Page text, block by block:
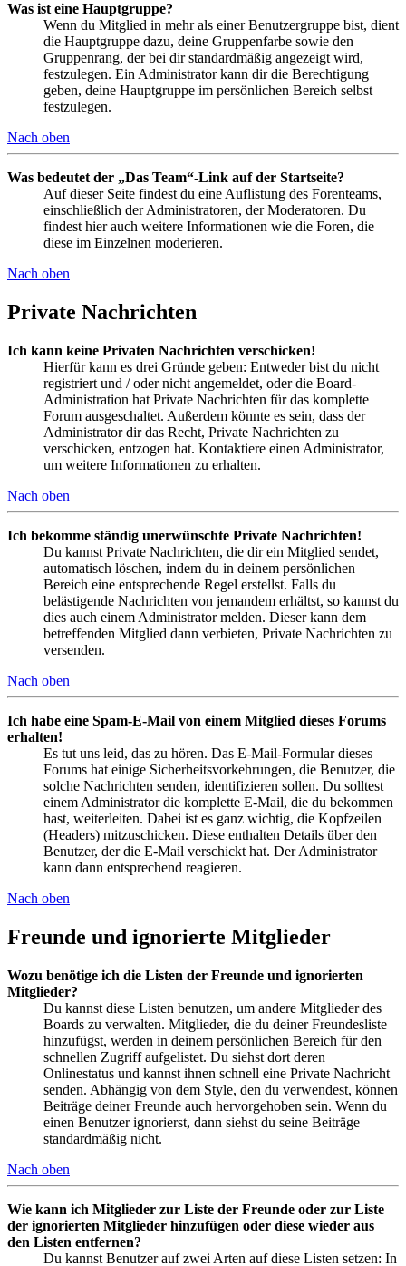
Was ist eine Hauptgruppe?
Wenn du Mitglied in mehr als einer Benutzergruppe bist, dient
die Hauptgruppe dazu, deine Gruppenfarbe sowie den
Gruppenrang, der bei dir standardmäßig angezeigt wird,
festzulegen. Ein Administrator kann dir die Berechtigung
geben, deine Hauptgruppe im persönlichen Bereich selbst
festzulegen.
Nach oben
Was bedeutet der „Das Team“-Link auf der Startseite?
Auf dieser Seite findest du eine Auflistung des Forenteams,
einschließlich der Administratoren, der Moderatoren. Du
findest hier auch weitere Informationen wie die Foren, die
diese im Einzelnen moderieren.
Nach oben
Private Nachrichten
Ich kann keine Privaten Nachrichten verschicken!
Hierfür kann es drei Gründe geben: Entweder bist du nicht
registriert und / oder nicht angemeldet, oder die Board-
Administration hat Private Nachrichten für das komplette
Forum ausgeschaltet. Außerdem könnte es sein, dass der
Administrator dir das Recht, Private Nachrichten zu
verschicken, entzogen hat. Kontaktiere einen Administrator,
um weitere Informationen zu erhalten.
Nach oben
Ich bekomme ständig unerwünschte Private Nachrichten!
Du kannst Private Nachrichten, die dir ein Mitglied sendet,
automatisch löschen, indem du in deinem persönlichen
Bereich eine entsprechende Regel erstellst. Falls du
belästigende Nachrichten von jemandem erhältst, so kannst du
dies auch einem Administrator melden. Dieser kann dem
betreffenden Mitglied dann verbieten, Private Nachrichten zu
versenden.
Nach oben
Ich habe eine Spam-E-Mail von einem Mitglied dieses Forums
erhalten!
Es tut uns leid, das zu hören. Das E-Mail-Formular dieses
Forums hat einige Sicherheitsvorkehrungen, die Benutzer, die
solche Nachrichten senden, identifizieren sollen. Du solltest
einem Administrator die komplette E-Mail, die du bekommen
hast, weiterleiten. Dabei ist es ganz wichtig, die Kopfzeilen
(Headers) mitzuschicken. Diese enthalten Details über den
Benutzer, der die E-Mail verschickt hat. Der Administrator
kann dann entsprechend reagieren.
Nach oben
Freunde und ignorierte Mitglieder
Wozu benötige ich die Listen der Freunde und ignorierten
Mitglieder?
Du kannst diese Listen benutzen, um andere Mitglieder des
Boards zu verwalten. Mitglieder, die du deiner Freundesliste
hinzufügst, werden in deinem persönlichen Bereich für den
schnellen Zugriff aufgelistet. Du siehst dort deren
Onlinestatus und kannst ihnen schnell eine Private Nachricht
senden. Abhängig von dem Style, den du verwendest, können
Beiträge deiner Freunde auch hervorgehoben sein. Wenn du
einen Benutzer ignorierst, dann siehst du seine Beiträge
standardmäßig nicht.
Nach oben
Wie kann ich Mitglieder zur Liste der Freunde oder zur Liste
der ignorierten Mitglieder hinzufügen oder diese wieder aus
den Listen entfernen?
Du kannst Benutzer auf zwei Arten auf diese Listen setzen: In